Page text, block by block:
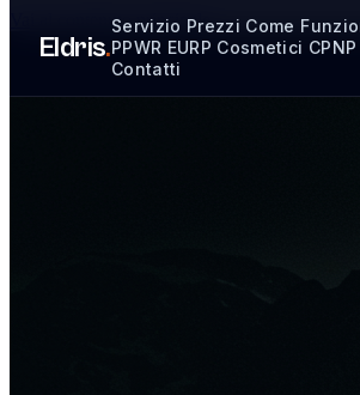
Vai al contenuto principale
Eldris.
Servizio Prezzi Come
PPWR EURP Cosmetici CPNP
Contatti